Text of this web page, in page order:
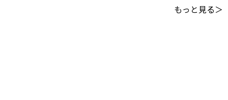
もっと見る＞